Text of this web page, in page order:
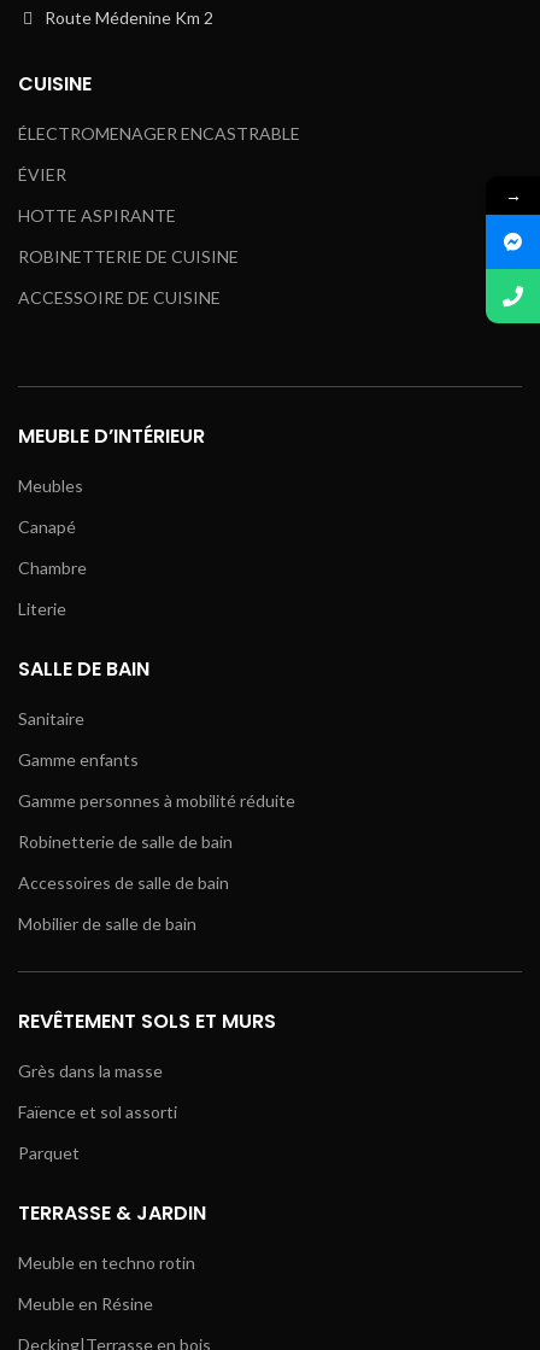
Route Médenine Km 2
CUISINE
ÉLECTROMENAGER ENCASTRABLE
ÉVIER
HOTTE ASPIRANTE
ROBINETTERIE DE CUISINE
ACCESSOIRE DE CUISINE
MEUBLE D’INTÉRIEUR
Meubles
Canapé
Chambre
Literie
SALLE DE BAIN
Sanitaire
Gamme enfants
Gamme personnes à mobilité réduite
Robinetterie de salle de bain
Accessoires de salle de bain
Mobilier de salle de bain
REVÊTEMENT SOLS ET MURS
Grès dans la masse
Faïence et sol assorti
Parquet
TERRASSE & JARDIN
Meuble en techno rotin
Meuble en Résine
Decking|Terrasse en bois
→